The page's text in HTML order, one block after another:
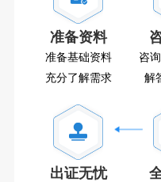
准备资料
准备基础资料
充分了解需求
咨
解
出证无忧